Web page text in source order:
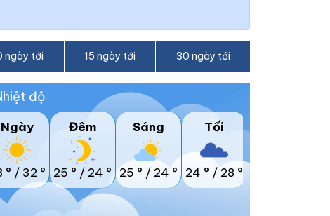
ngày tới 15 ngày tới 30 ngày tới
độ
Ngày
° / 32 °
Đêm
25 ° / 24 °
Sáng
25 ° / 24 °
Tối
24 ° / 28 °